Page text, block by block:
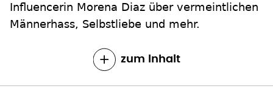
Influencerin Morena Diaz über vermeintlichen
Männerhass, Selbstliebe und mehr.
zum Inhalt